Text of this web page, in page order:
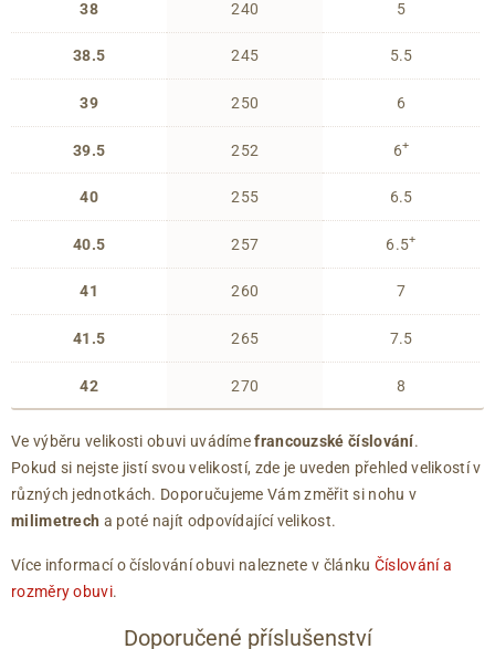
38
38.5
39
39.5
40
40.5
41
41.5
42
240
245
250
252
255
257
260
265
270
5
5.5
6
6+
6.5
6.5+
7
7.5
8
Ve výběru velikosti obuvi uvádímefrancouzské číslování.
Pokud si nejste jistí svou velikostí, zde je uveden přehled velikostí v
různých jednotkách. Doporučujeme Vám změřit si nohu v
milimetrech a poté najít odpovídající velikost.
Více informací o číslování obuvi naleznete v článku Číslování a
rozměry obuvi.
Doporučené příslušenství